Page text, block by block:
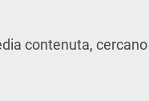
contenuta,